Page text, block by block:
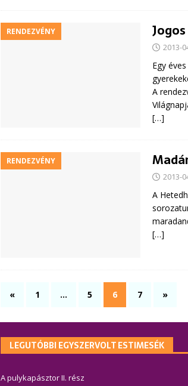
RENDEZVÉNY
2013-
Egy
A
[…]
RENDEZVÉNY
2013-
A
[…]
« 1 … 5 6 7 »
LEGUTÓBBI EGYSZERVOLT ESTIMESÉK
A pulykapásztor II. rész